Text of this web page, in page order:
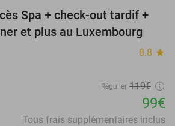
17%
Spa + check-out tardif +
et plus au Luxembourg
8.8 star
Régulier 119€
99€
Tous frais supplémentaires inclus